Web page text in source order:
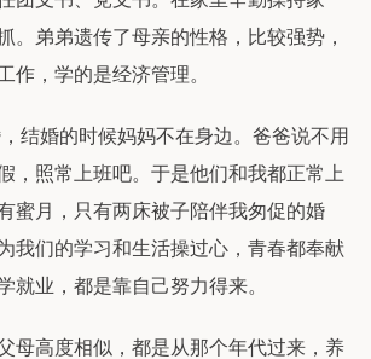
。弟弟遗传了母亲的性格，比较强势，
作，学的是经济管理。
结婚的时候妈妈不在身边。爸爸说不用
，照常上班吧。于是他们和我都正常上
蜜月，只有两床被子陪伴我匆促的婚
我们的学习和生活操过心，青春都奉献
就业，都是靠自己努力得来。
母高度相似，都是从那个年代过来，养